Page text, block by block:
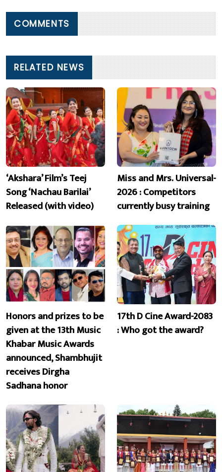
COMMENTS
RELATED NEWS
‘Akshara’ Film’s Teej
Song ‘Nachau Barilai’
Released (with video)
Miss and Mrs. Universal-
2026 : Competitors
currently busy training
Honors and prizes to be
given at the 13th Music
Khabar Music Awards
announced, Shambhujit
receives Dirgha
Sadhana honor
17th D Cine Award-2083
: Who got the award?